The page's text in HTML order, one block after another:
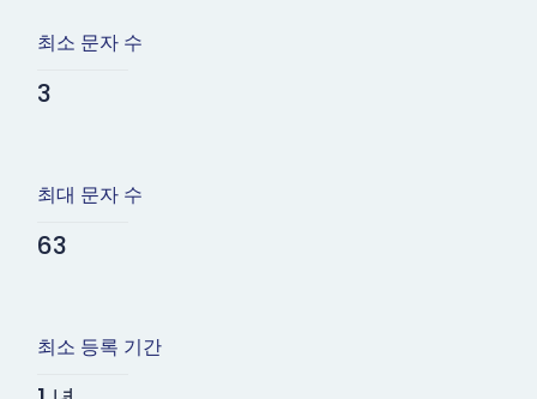
최소 문자 수
3
최대 문자 수
63
최소 등록 기간